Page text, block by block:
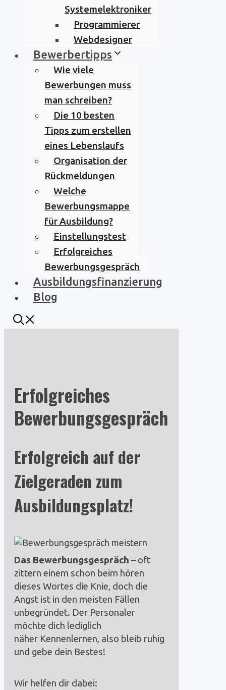
Systemelektroniker
Programmierer
Webdesigner
Bewerbertipps
Wie viele
Bewerbungen muss
man schreiben?
Die 10 besten
Tipps zum erstellen
eines Lebenslaufs
Organisation der
Rückmeldungen
Welche
Bewerbungsmappe
für Ausbildung?
Einstellungstest
Erfolgreiches
Bewerbungsgespräch
Ausbildungsfinanzierung
Blog
Erfolgreiches
Bewerbungsgespräch
Erfolgreich auf der
Zielgeraden zum
Ausbildungsplatz!
Das Bewerbungsgespräch – oft
zittern einem schon beim hören
dieses Wortes die Knie, doch die
Angst ist in den meisten Fällen
unbegründet. Der Personaler
möchte dich lediglich
näher Kennenlernen, also bleib ruhig
und gebe dein Bestes!
Wir helfen dir dabei: